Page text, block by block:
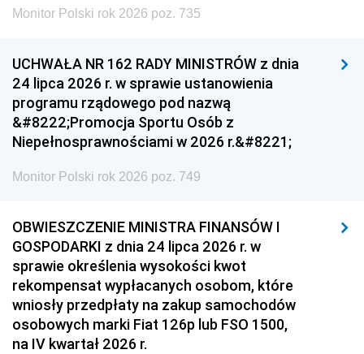
Monitor Polski rok 2026 poz. 735
UCHWAŁA NR 162 RADY MINISTRÓW z dnia
24 lipca 2026 r. w sprawie ustanowienia
programu rządowego pod nazwą
&#8222;Promocja Sportu Osób z
Niepełnosprawnościami w 2026 r.&#8221;
Monitor Polski rok 2026 poz. 749
OBWIESZCZENIE MINISTRA FINANSÓW I
GOSPODARKI z dnia 24 lipca 2026 r. w
sprawie określenia wysokości kwot
rekompensat wypłacanych osobom, które
wniosły przedpłaty na zakup samochodów
osobowych marki Fiat 126p lub FSO 1500,
na IV kwartał 2026 r.